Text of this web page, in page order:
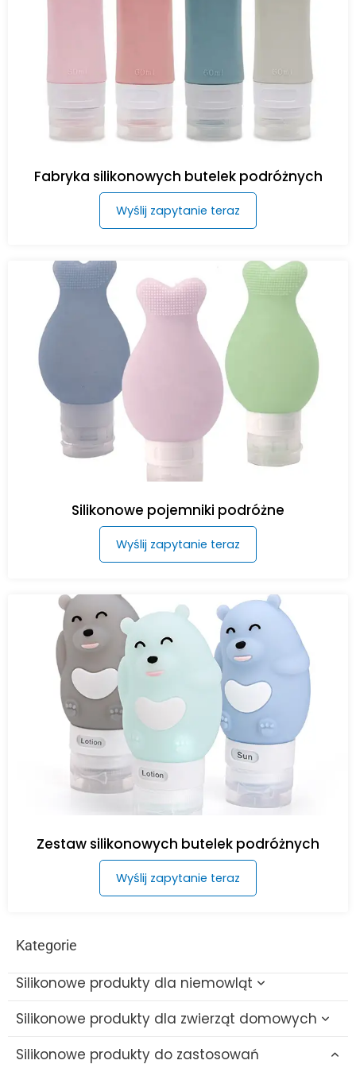
Kategorie
Silikonowe produkty dla niemowląt
Silikonowe zabawki do kąpieli dla niemowląt
Silikonowa szczotka do butelek
Silikonowe produkty dla zwierząt domowych
Silikonowa zabawka na ząbkowanie dla
Silikonowe produkty do zastosowań
Fabryka silikonowych butelek podróżnych
Wyślij zapytanie teraz
Silikonowe pojemniki podróżne
Wyślij zapytanie teraz
Zestaw silikonowych butelek podróżnych
Wyślij zapytanie teraz